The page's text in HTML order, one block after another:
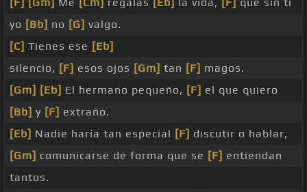
yo [Bb] no [G] valgo.
[C] Tienes ese [Eb]
silencio, [F] esos ojos [Gm] tan [F] magos.
[Gm] [Eb] El hermano pequeño, [F] el que quiero
[Bb] y [F] extraño.
[Eb] Nadie haría tan especial [F] discutir o hablar,
[Gm] comunicarse de forma que se [F] entiendan
tantos.